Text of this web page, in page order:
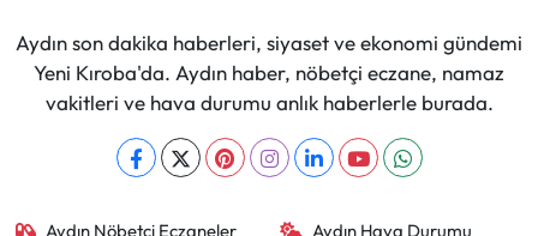
Aydın son dakika haberleri, siyaset ve ekonomi gündemi
Yeni Kıroba'da. Aydın haber, nöbetçi eczane, namaz
vakitleri ve hava durumu anlık haberlerle burada.
Aydın Nöbetçi Eczaneler Aydın Hava Durumu